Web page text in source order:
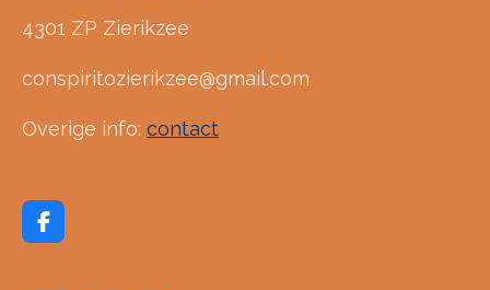
4301 ZP Zierikzee
conspiritozierikzee@gmail.com
Overige info: contact
F
a